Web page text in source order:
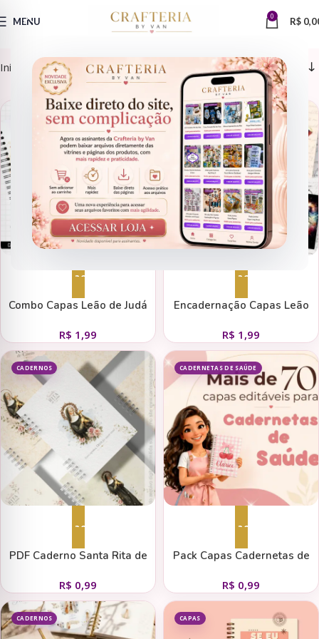
MENU 0 R$
Início Encadernação Capas
Adicionar ao carrinho
Combo Capas Leão de Judá
R$ 1,99
CAPAS
Adicionar ao carrinho
Encadernação Capas Leão
R$ 1,99
CADERNOS
Adicionar ao carrinho
PDF Caderno Santa Rita de
R$ 0,99
CADERNETAS DE SAÚDE
Adicionar ao carrinho
Pack Capas Cadernetas de
R$ 0,99
CADERNOS CAPAS